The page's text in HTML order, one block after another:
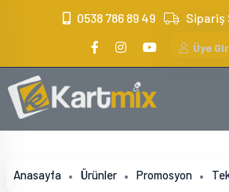
0538 786 89 49 Sipariş
Üye
Anasayfa Ürünler Promosyon